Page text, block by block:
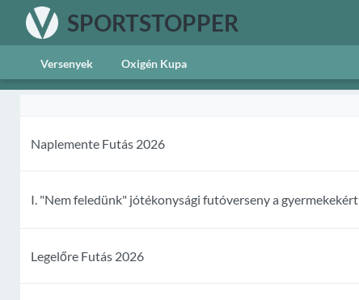
SPORTSTOPPER
Versenyek Oxigén Kupa
Naplemente Futás 2026
I. "Nem feledünk" jótékonysági futóverseny a gyermekekért
Legelőre Futás 2026